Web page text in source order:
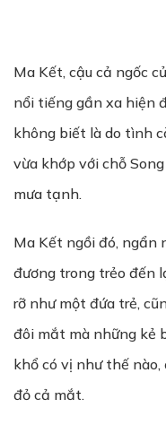
Ma Kết, cậu cả ngốc
nổi tiếng gần xa hiện
không biết là do tình
vừa khớp với chỗ
mưa tạnh.
Ma Kết ngồi đó, ngẩn
đương trong trẻo đến
rỡ như một đứa trẻ,
đôi mắt mà những kẻ
khổ có vị như thế
đỏ cả mắt.